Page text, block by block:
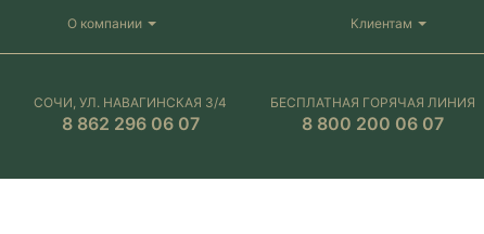
О компании Клиентам
СОЧИ, УЛ. НАВАГИНСКАЯ 3/4
8 862 296 06 07
БЕСПЛАТНАЯ ГОРЯЧАЯ ЛИНИЯ
8 800 200 06 07